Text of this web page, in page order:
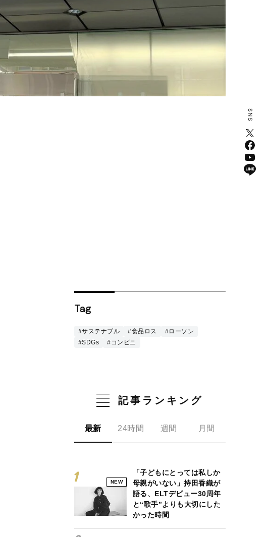
Tag
#サステナブル #食品ロス
#ローソン
#SDGs
#コンビニ
記事ランキング
最新 24時間 週間 月間
NEW
「子どもにとっては私しか
母親がいない」持田香織が
語る、ELTデビュー30周年
と“歌手”よりも大切にした
かった時間